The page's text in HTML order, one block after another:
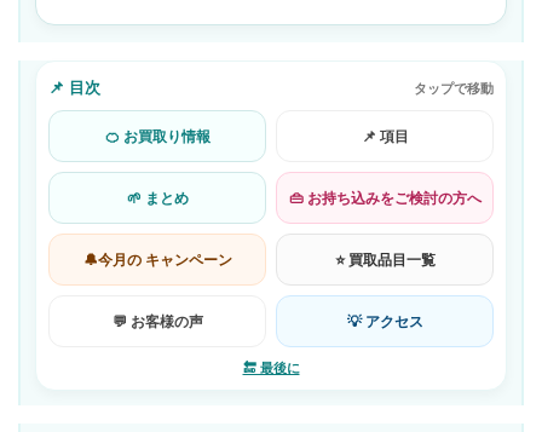
📌 目次 タップで移動
🍊 お買取り情報 📌 項目
🌱 まとめ 👜 お持ち込みをご検討の方へ
🔔今月の キャンペーン ⭐ 買取品目一覧
💬 お客様の声 💡 アクセス
🔚 最後に